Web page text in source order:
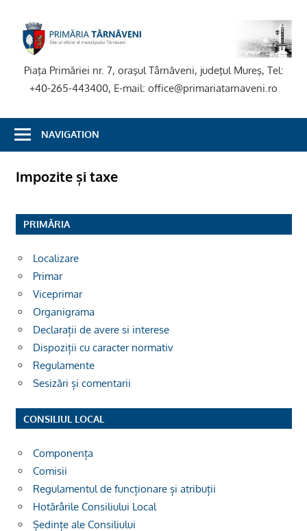
content
Piaţa Primăriei nr. 7, oraşul Târnăveni, judeţul Mureş, Tel:
+40-265-443400, E-mail: office@primariatarnaveni.ro
NAVIGATION
Impozite și taxe
PRIMĂRIA
Localizare
Primar
Viceprimar
Organigrama
Declarații de avere si interese
Dispoziții cu caracter normativ
Regulamente
Sesizări și comentarii
CONSILIUL LOCAL
Componența
Comisii
Regulamentul de funcționare și atribuții
Hotărârile Consiliului Local
Ședințe ale Consiliului